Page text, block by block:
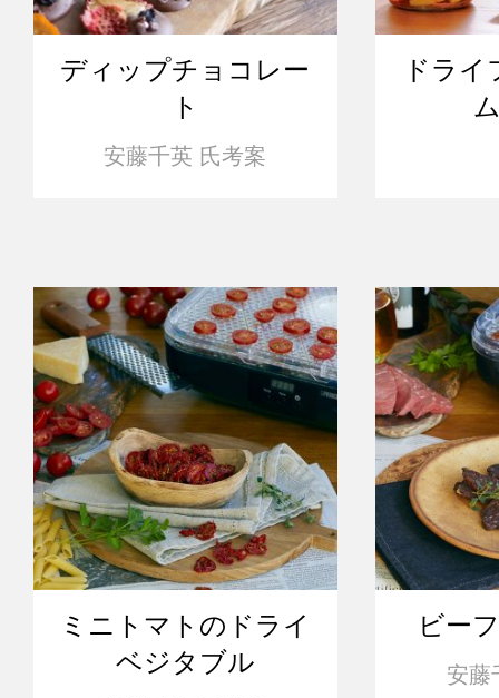
ディップチョコレー
ト
安藤千英 氏考案
ドラ
ミニトマトのドライ
ベジタブル
ビー
安藤